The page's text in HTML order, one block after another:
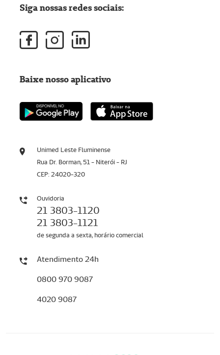
Unimed Leste Fluminense
Rua Dr. Borman, 51 - Niterói - RJ
CEP: 24020-320
Ouvidoria
21 3803-1120
21 3803-1121
de segunda a sexta, horário comercial
Atendimento 24h
0800 970 9087
4020 9087
Siga nossas redes sociais:
Baixe nosso aplicativo